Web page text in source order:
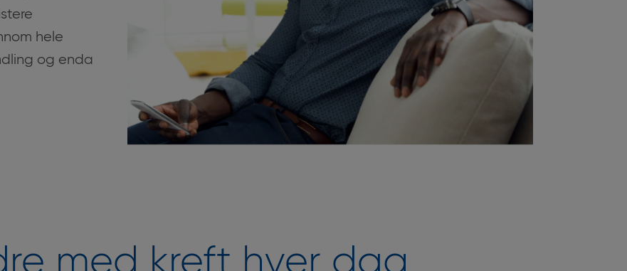
hele
og enda
med kreft hver dag